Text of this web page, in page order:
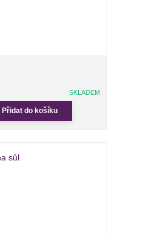
SKLADEM
Přidat do košíku